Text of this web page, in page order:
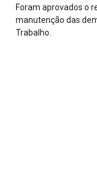
Foram aprovados o
manutenção das
Trabalho.